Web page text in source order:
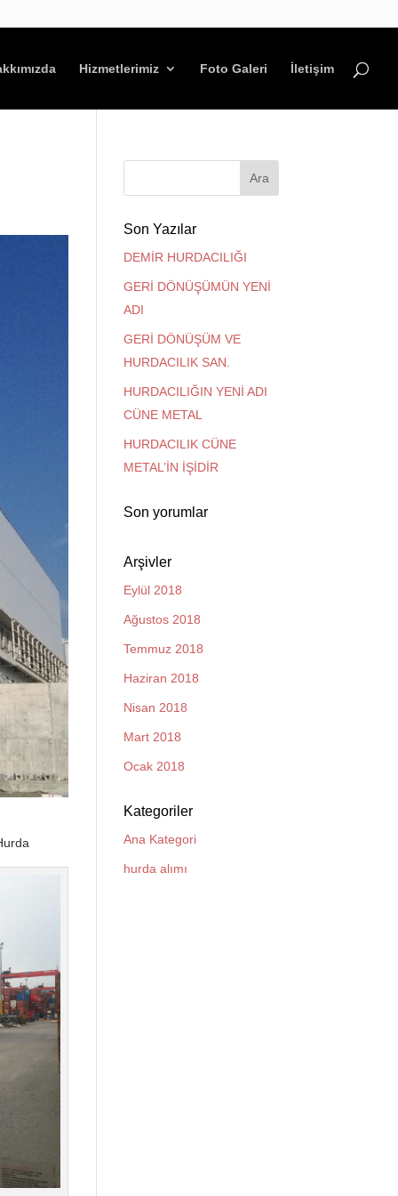
Hizmetlerimiz Foto Galeri İletişim
Son Yazılar
DEMİR HURDACILIĞI
GERİ DÖNÜŞÜMÜN YENİ
ADI
GERİ DÖNÜŞÜM VE
HURDACILIK SAN.
HURDACILIĞIN YENİ ADI
CÜNE METAL
HURDACILIK CÜNE
METAL’İN İŞİDİR
Son yorumlar
Arşivler
Eylül 2018
Ağustos 2018
Temmuz 2018
Haziran 2018
Nisan 2018
Mart 2018
Ocak 2018
Kategoriler
Ana Kategori
hurda alımı